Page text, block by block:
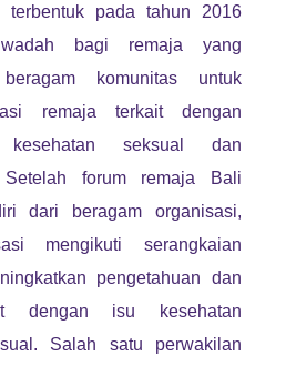
terbentuk pada tahun 2016
bagi remaja yang
komunitas untuk
remaja terkait dengan
seksual dan
Setelah forum remaja Bali
dari beragam organisasi,
mengikuti serangkaian
pengetahuan dan
dengan isu kesehatan
Salah satu perwakilan